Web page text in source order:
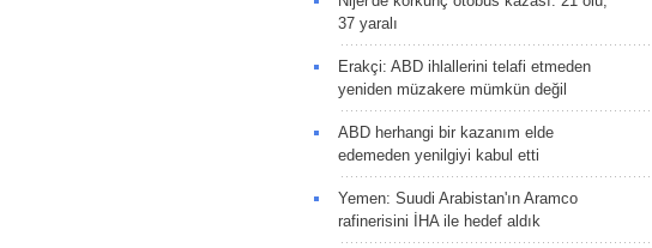
37 yaralı
Erakçi: ABD ihlallerini telafi etmeden
yeniden müzakere mümkün değil
ABD herhangi bir kazanım elde
edemeden yenilgiyi kabul etti
Yemen: Suudi Arabistan'ın Aramco
rafinerisini İHA ile hedef aldık